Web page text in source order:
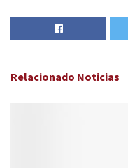
Relacionado Noticias